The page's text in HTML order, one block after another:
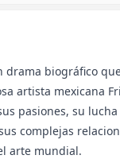
drama biográfico
artista mexicana
pasiones, su
complejas
arte mundial.